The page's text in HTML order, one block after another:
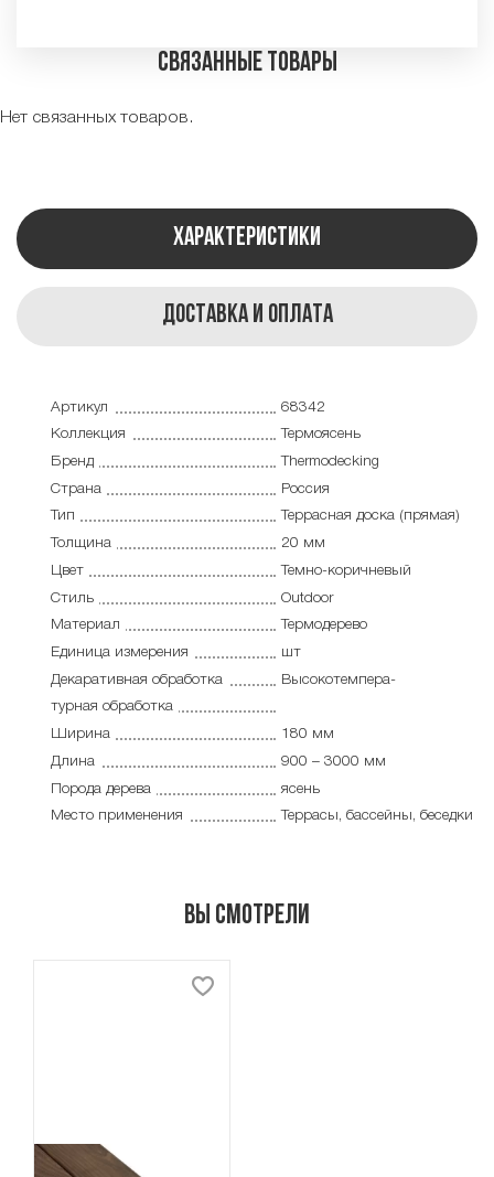
Связанные товары
Нет связанных товаров.
Характеристики
Доставка и оплата
Артикул
68342
Коллекция
Термоясень
Бренд
Thermodecking
Страна
Россия
Тип
Террасная доска (прямая)
Толщина
20 мм
Цвет
Темно-коричневый
Стиль
Outdoor
Материал
Термодерево
Единица измерения
шт
Декаративная обработка
Высокотемпера-
турная обработка
Ширина
180 мм
Длина
900 – 3000 мм
Порода дерева
ясень
Место применения
Террасы, бассейны, беседки
Вы смотрели